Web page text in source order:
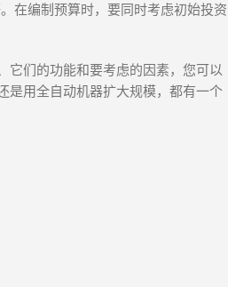
在编制预算时，要同时考虑初始投资
它们的功能和要考虑的因素，您可以
是用全自动机器扩大规模，都有一个